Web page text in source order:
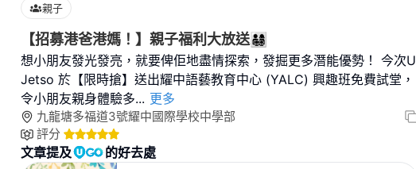
親子
【招募港爸港媽！】親子福利大放送👨‍👩‍👧‍👦
想小朋友發光發亮，就要俾佢地盡情探索，發掘更多潛能優勢！ 今次U
Jetso 於【限時搶】送出耀中語藝教育中心 (YALC) 興趣班免費試堂，
令小朋友親身體驗多... 更多
九龍塘多福道3號耀中國際學校中學部
評分
文章提及 的好去處